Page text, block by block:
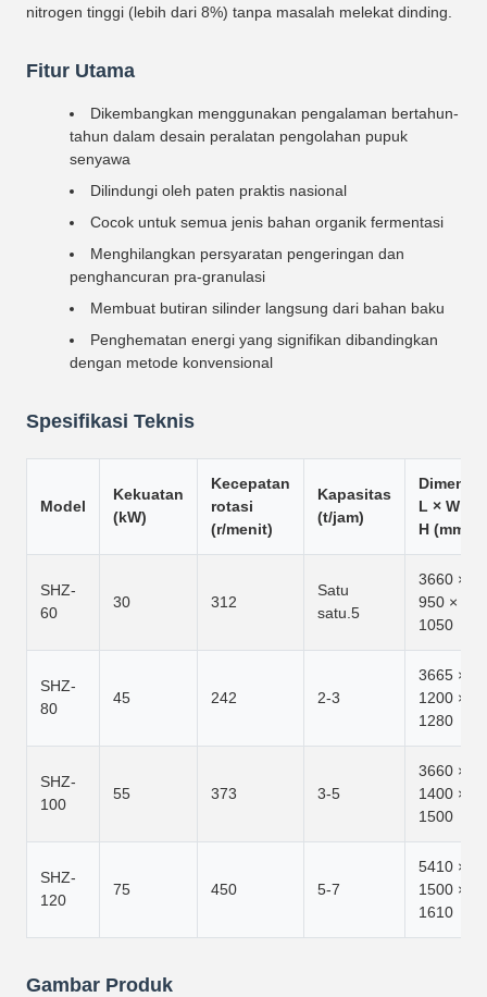
nitrogen tinggi (lebih dari 8%) tanpa masalah melekat dinding.
Fitur Utama
Dikembangkan menggunakan pengalaman bertahun-
tahun dalam desain peralatan pengolahan pupuk
senyawa
Dilindungi oleh paten praktis nasional
Cocok untuk semua jenis bahan organik fermentasi
Menghilangkan persyaratan pengeringan dan
penghancuran pra-granulasi
Membuat butiran silinder langsung dari bahan baku
Penghematan energi yang signifikan dibandingkan
dengan metode konvensional
Spesifikasi Teknis
Model
Kekuatan
(kW)
Kecepatan
rotasi
(r/menit)
Kapasitas
(t/jam)
Dimensi
L × W ×
H (mm)
SHZ-
60
30 312
Satu
satu.5
3660 ×
950 ×
1050
SHZ-
80
45 242 2-3
3665 ×
1200 ×
1280
SHZ-
100
55 373 3-5
3660 ×
1400 ×
1500
SHZ-
120
75 450 5-7
5410 ×
1500 ×
1610
Gambar Produk